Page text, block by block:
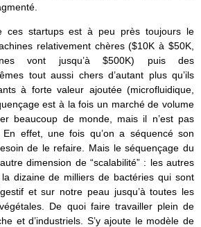
ces startups est à peu près toujours le
relativement chères ($10K à $50K,
vont jusqu’à $500K) puis des
tout aussi chers d’autant plus qu’ils
à forte valeur ajoutée (microfluidique,
est à la fois un marché de volume
beaucoup de monde, mais il n’est pas
effet, une fois qu’on a séquencé son
de le refaire. Mais le séquençage du
dimension de “scalabilité” : les autres
dizaine de milliers de bactéries qui sont
et sur notre peau jusqu’à toutes les
De quoi faire travailler plein de
et d’industriels. S’y ajoute le modèle de